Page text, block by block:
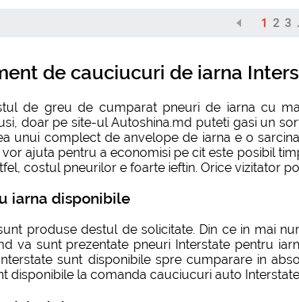
1 2 3
de cauciucuri de iarna
de greu de cumparat pneuri de iarna cu
doar pe site-ul Autoshina.md puteti gasi un
unui complect de anvelope de iarna e o
ajuta pentru a economisi pe cit este posibil
costul pneurilor e foarte ieftin. Orice vizitator
iarna disponibile
produse destul de solicitate. Din ce in mai
va sunt prezentate pneuri Interstate pentru
sunt disponibile spre cumparare in
disponibile la comanda cauciucuri auto